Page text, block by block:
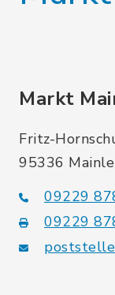
Markt
Fritz-
95336
09229
09229